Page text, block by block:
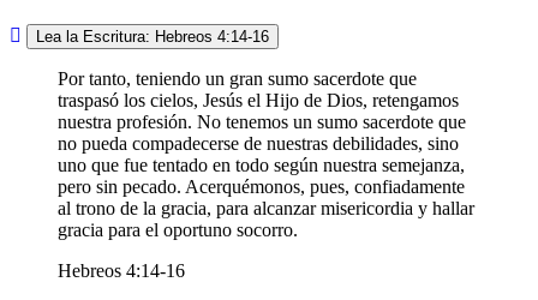
Lea la Escritura: Hebreos 4:14-16
Por tanto, teniendo un gran sumo sacerdote que
traspasó los cielos, Jesús el Hijo de Dios, retengamos
nuestra profesión. No tenemos un sumo sacerdote que
no pueda compadecerse de nuestras debilidades, sino
uno que fue tentado en todo según nuestra semejanza,
pero sin pecado. Acerquémonos, pues, confiadamente
al trono de la gracia, para alcanzar misericordia y hallar
gracia para el oportuno socorro.
Hebreos 4:14-16